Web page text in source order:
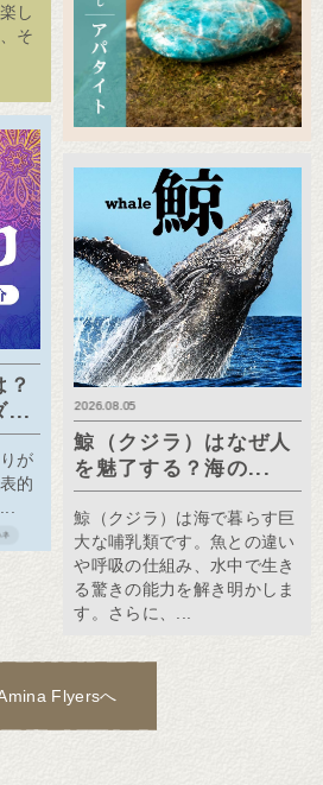
し
そ
...
が
的
鯨（クジラ）はなぜ人
を魅了する？海の...
鯨（クジラ）は海で暮らす巨
大な哺乳類です。魚との違い
や呼吸の仕組み、水中で生き
る驚きの能力を解き明かしま
す。さらに、...
2026.08.05
Flyersへ